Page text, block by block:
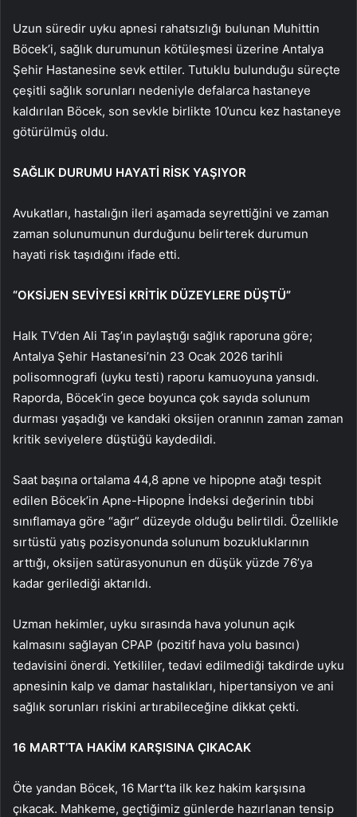
Uzun süredir uyku apnesi rahatsızlığı bulunan Muhittin
Böcek’i, sağlık durumunun kötüleşmesi üzerine Antalya
Şehir Hastanesine sevk ettiler. Tutuklu bulunduğu süreçte
çeşitli sağlık sorunları nedeniyle defalarca hastaneye
kaldırılan Böcek, son sevkle birlikte 10’uncu kez hastaneye
götürülmüş oldu.
SAĞLIK DURUMU HAYATİ RİSK YAŞIYOR
Avukatları, hastalığın ileri aşamada seyrettiğini ve zaman
zaman solunumunun durduğunu belirterek durumun
hayati risk taşıdığını ifade etti.
“OKSİJEN SEVİYESİ KRİTİK DÜZEYLERE DÜŞTÜ”
Halk TV’den Ali Taş’ın paylaştığı sağlık raporuna göre;
Antalya Şehir Hastanesi’nin 23 Ocak 2026 tarihli
polisomnografi (uyku testi) raporu kamuoyuna yansıdı.
Raporda, Böcek’in gece boyunca çok sayıda solunum
durması yaşadığı ve kandaki oksijen oranının zaman zaman
kritik seviyelere düştüğü kaydedildi.
Saat başına ortalama 44,8 apne ve hipopne atağı tespit
edilen Böcek’in Apne-Hipopne İndeksi değerinin tıbbi
sınıflamaya göre “ağır” düzeyde olduğu belirtildi. Özellikle
sırtüstü yatış pozisyonunda solunum bozukluklarının
arttığı, oksijen satürasyonunun en düşük yüzde 76’ya
kadar gerilediği aktarıldı.
Uzman hekimler, uyku sırasında hava yolunun açık
kalmasını sağlayan CPAP (pozitif hava yolu basıncı)
tedavisini önerdi. Yetkililer, tedavi edilmediği takdirde uyku
apnesinin kalp ve damar hastalıkları, hipertansiyon ve ani
sağlık sorunları riskini artırabileceğine dikkat çekti.
16 MART’TA HAKİM KARŞISINA ÇIKACAK
Öte yandan Böcek, 16 Mart’ta ilk kez hakim karşısına
çıkacak. Mahkeme, geçtiğimiz günlerde hazırlanan tensip